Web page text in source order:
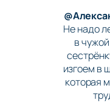
Не надо
в
изгоем в
которая